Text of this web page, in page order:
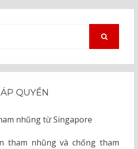
QUYỀN
nhũng từ Singapore
tham nhũng và chống tham